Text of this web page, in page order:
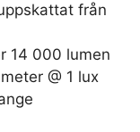
från
14 000 lumen
@ 1 lux